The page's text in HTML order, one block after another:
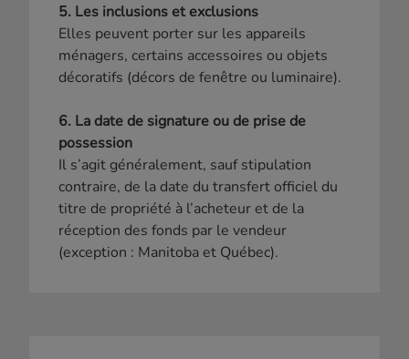
5. Les inclusions et exclusions
Elles peuvent porter sur les appareils
ménagers, certains accessoires ou objets
décoratifs (décors de fenêtre ou luminaire).
6. La date de signature ou de prise de
possession
Il s’agit généralement, sauf stipulation
contraire, de la date du transfert officiel du
titre de propriété à l’acheteur et de la
réception des fonds par le vendeur
(exception : Manitoba et Québec).